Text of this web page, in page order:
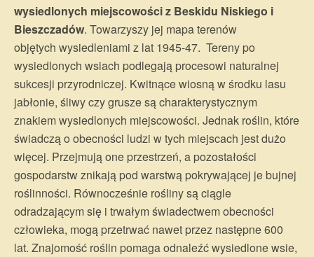
wysiedlonych miejscowości z Beskidu Niskiego i
Bieszczadów. Towarzyszy jej mapa terenów
objętych wysiedleniami z lat 1945-47. Tereny po
wysiedlonych wsiach podlegają procesowi naturalnej
sukcesji przyrodniczej. Kwitnące wiosną w środku lasu
jabłonie, śliwy czy grusze są charakterystycznym
znakiem wysiedlonych miejscowości. Jednak roślin, które
świadczą o obecności ludzi w tych miejscach jest dużo
więcej. Przejmują one przestrzeń, a pozostałości
gospodarstw znikają pod warstwą pokrywającej je bujnej
roślinności. Równocześnie rośliny są ciągle
odradzającym się i trwałym świadectwem obecności
człowieka, mogą przetrwać nawet przez następne 600
lat. Znajomość roślin pomaga odnaleźć wysiedlone wsie,